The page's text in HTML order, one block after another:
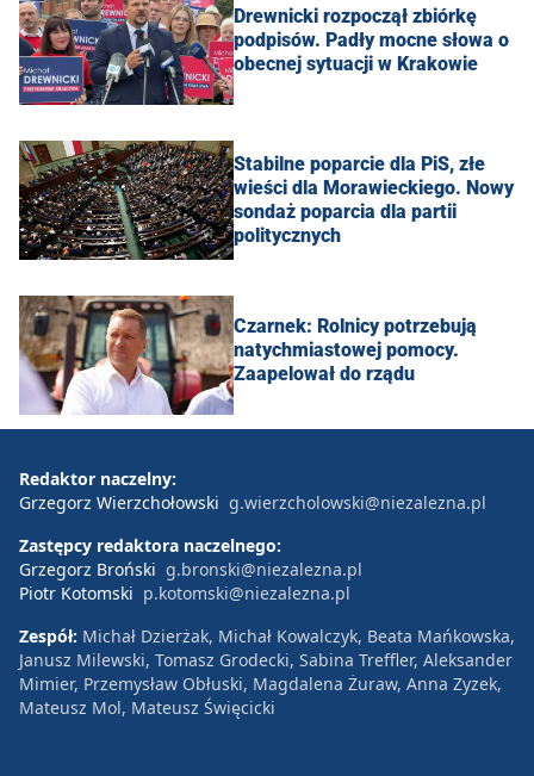
Drewnicki rozpoczął zbiórkę
podpisów. Padły mocne słowa o
obecnej sytuacji w Krakowie
Stabilne poparcie dla PiS, złe
wieści dla Morawieckiego. Nowy
sondaż poparcia dla partii
politycznych
Czarnek: Rolnicy potrzebują
natychmiastowej pomocy.
Zaapelował do rządu
Redaktor naczelny:
Grzegorz Wierzchołowski g.wierzcholowski@niezalezna.pl
Zastępcy redaktora naczelnego:
Grzegorz Broński g.bronski@niezalezna.pl
Piotr Kotomski p.kotomski@niezalezna.pl
Zespół: Michał Dzierżak, Michał Kowalczyk, Beata Mańkowska,
Janusz Milewski, Tomasz Grodecki, Sabina Treffler, Aleksander
Mimier, Przemysław Obłuski, Magdalena Żuraw, Anna Zyzek,
Mateusz Mol, Mateusz Święcicki